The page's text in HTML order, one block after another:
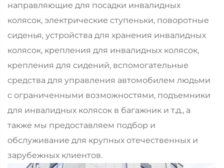
направляющие для посадки инвалидных
колясок, электрические ступеньки, поворотные
сиденья, устройства для хранения инвалидных
колясок, крепления для инвалидных колясок,
крепления для сидений, вспомогательные
средства для управления автомобилем людьми
с ограниченными возможностями, подъемники
для инвалидных колясок в багажник и т.д., а
также мы предоставляем подбор и
обслуживание для крупных отечественных и
зарубежных клиентов.